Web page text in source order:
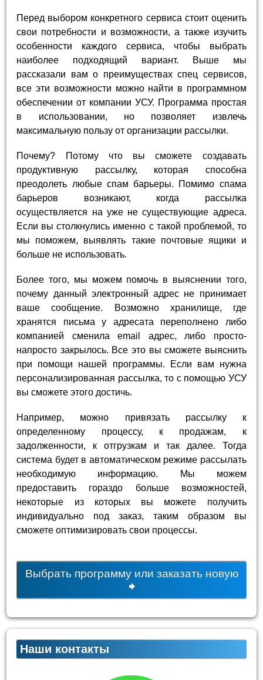
Перед выбором конкретного сервиса стоит оценить
свои потребности и возможности, а также изучить
особенности каждого сервиса, чтобы выбрать
наиболее подходящий вариант. Выше мы
рассказали вам о преимуществах спец сервисов,
все эти возможности можно найти в программном
обеспечении от компании УСУ. Программа простая
в использовании, но позволяет извлечь
максимальную пользу от организации рассылки.
Почему? Потому что вы сможете создавать
продуктивную рассылку, которая способна
преодолеть любые спам барьеры. Помимо спама
барьеров возникают, когда рассылка
осуществляется на уже не существующие адреса.
Если вы столкнулись именно с такой проблемой, то
мы поможем, выявлять такие почтовые ящики и
больше не использовать.
Более того, мы можем помочь в выяснении того,
почему данный электронный адрес не принимает
ваше сообщение. Возможно хранилище, где
хранятся письма у адресата переполнено либо
компанией сменила email адрес, либо просто-
напросто закрылось. Все это вы сможете выяснить
при помощи нашей программы. Если вам нужна
персонализированная рассылка, то с помощью УСУ
вы сможете этого достичь.
Например, можно привязать рассылку к
определенному процессу, к продажам, к
задолженности, к отгрузкам и так далее. Тогда
система будет в автоматическом режиме рассылать
необходимую информацию. Мы можем
предоставить гораздо больше возможностей,
некоторые из которых вы можете получить
индивидуально под заказ, таким образом вы
сможете оптимизировать свои процессы.
Выбрать программу или заказать новую
Наши контакты